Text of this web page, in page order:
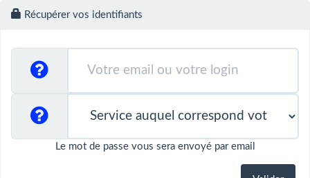
Récupérer vos identifiants
Le mot de passe vous sera envoyé par email